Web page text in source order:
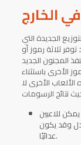
الخارج
الجديدة التي
ثلاثة رموز أو
المجنون الجديد
الأخرى باستثناء
الأخرى لا
للاعبين
وقد يكون
عدائيًا.